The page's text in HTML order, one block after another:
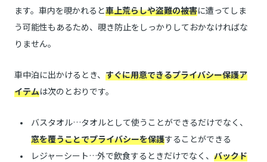
ます。車内を覗かれると車上荒らしや盗難の被害に遭ってしま
う可能性もあるため、覗き防止をしっかりしておかなければな
りません。
車中泊に出かけるとき、 すぐに用意できるプライバシー保護ア
イテムは次のとおりです。
バスタオル…タオルとして使うことができるだけでなく、
窓を覆うことでプライバシーを保護することができる
レジャーシート…外で飲食するときだけでなく、 バックド